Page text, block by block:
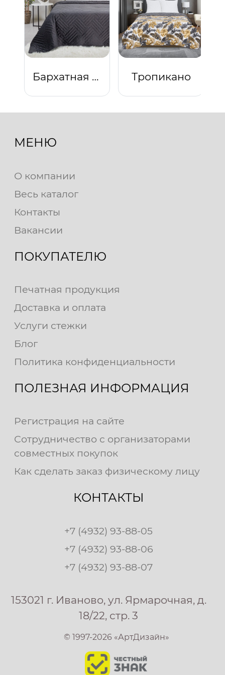
Бархатная ночь Тропикано
МЕНЮ
О компании
Весь каталог
Контакты
Вакансии
ПОКУПАТЕЛЮ
Печатная продукция
Доставка и оплата
Услуги стежки
Блог
Политика конфиденциальности
ПОЛЕЗНАЯ ИНФОРМАЦИЯ
Регистрация на сайте
Сотрудничество с организаторами
совместных покупок
Как сделать заказ физическому лицу
КОНТАКТЫ
+7 (4932) 93-88-05
+7 (4932) 93-88-06
+7 (4932) 93-88-07
153021 г. Иваново, ул. Ярмарочная, д.
18/22, стр. 3
© 1997-2026 «АртДизайн»